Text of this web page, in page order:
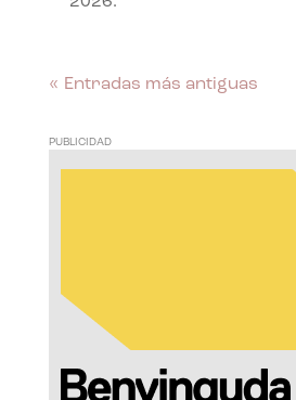
« Entradas más antiguas
PUBLICIDAD